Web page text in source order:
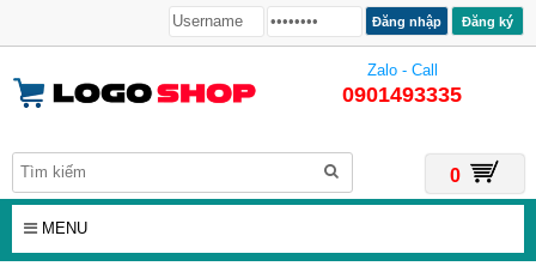
Đăng ký
Zalo - Call
0901493335
0
MENU